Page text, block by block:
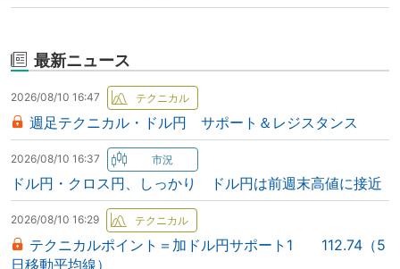
最新ニュース
2026/08/10 16:47
週足テクニカル・ドル円 サポート＆レジスタンス
2026/08/10 16:37
ドル円・クロス円、しっかり ドル円は前週末高値に接近
2026/08/10 16:29
テクニカルポイント＝加ドル円サポート1 112.74（5
日移動平均線）